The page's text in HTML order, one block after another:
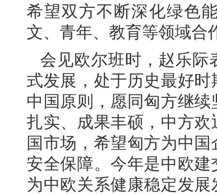
希望双方不断深化绿色
文、青年、教育等领域合
会见欧尔班时，赵乐际
式发展，处于历史最好
中国原则，愿同匈方继
扎实、成果丰硕，中方
国市场，希望匈方为中
安全保障。今年是中欧
为中欧关系健康稳定发